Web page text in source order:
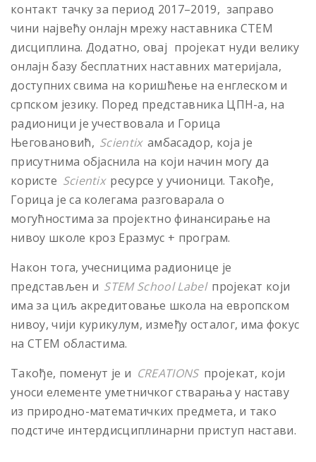
контакт тачку за период 2017–2019, заправо
чини највећу онлајн мрежу наставника СТЕМ
дисциплина. Додатно, овај пројекат нуди велику
онлајн базу бесплатних наставних материјала,
доступних свима на коришћење на енглеском и
српском језику. Поред представника ЦПН-а, на
радионици је учествовала и Горица
Његовановић, Scientix амбасадор, која је
присутнима објаснила на који начин могу да
користе Scientix ресурсе у учионици. Такође,
Горица је са колегама разговарала о
могућностима за пројектно финансирање на
нивоу школе кроз Еразмус + програм.
Након тога, учесницима радионице је
представљен и STEM School Label пројекат који
има за циљ акредитовање школа на европском
нивоу, чији курикулум, између осталог, има фокус
на СТЕМ областима.
Такође, поменут је и CREATIONS пројекат, који
уноси елементе уметничког стварања у наставу
из природно-математичких предмета, и тако
подстиче интердисциплинарни приступ настави.